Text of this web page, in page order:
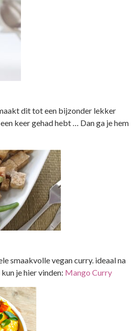
dit tot een bijzonder lekker
keer gehad hebt … Dan ga je hem
smaakvolle vegan curry. ideaal na
je hier vinden: Mango Curry